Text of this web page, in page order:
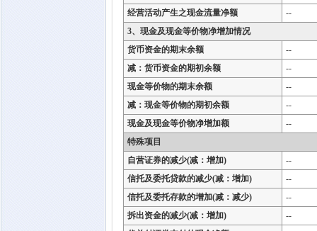
经营活动产生之现金流量净额
--
3、现金及现金等价物净增加情况
货币资金的期末余额
--
减：货币资金的期初余额
--
现金等价物的期末余额
--
减：现金等价物的期初余额
--
现金及现金等价物净增加额
--
特殊项目
自营证券的减少(减：增加)
--
信托及委托贷款的减少(减：增加)
--
信托及委托存款的增加(减：减少)
--
拆出资金的减少(减：增加)
--